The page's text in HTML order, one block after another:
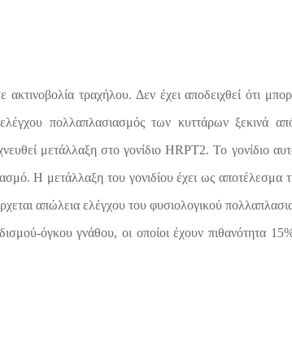
τραχήλου. Δεν έχει αποδειχθεί ότι
πολλαπλασιασμός των κυττάρων ξεκινά
μετάλλαξη στο γονίδιοHRPT2. Το γονίδιο
Η μετάλλαξη του γονιδίου έχει ως αποτέλεσμα
απώλεια ελέγχου του φυσιολογικού
όγκου γνάθου, οι οποίοι έχουν πιθανότητα